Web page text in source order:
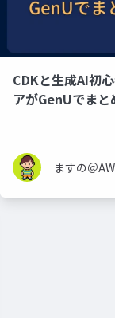
CDKと生成AI初
アがGenUでまと
ますの＠